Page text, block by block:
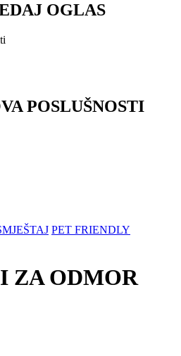
OGLAS
POSLUŠNOSTI
PET FRIENDLY
ZA ODMOR